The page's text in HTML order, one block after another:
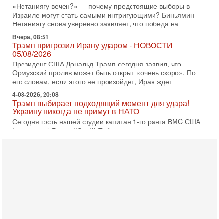
Израиле могут стать самыми интригующими? Биньямин
Нетаниягу снова уверенно заявляет, что победа на
Вчера, 08:51
Трамп пригрозил Ирану ударом - НОВОСТИ
05/08/2026
Президент США Дональд Трамп сегодня заявил, что
Ормузский пролив может быть открыт «очень скоро». По
его словам, если этого не произойдет, Иран ждет
4-08-2026, 20:08
Трамп выбирает подходящий момент для удара!
Украину никогда не примут в НАТО
Сегодня гость нашей студии капитан 1-го ранга ВМC США
(в отставке) Гарри (Юрий) Табах, в прошлом: командир
антитеррористического центра НАТО в